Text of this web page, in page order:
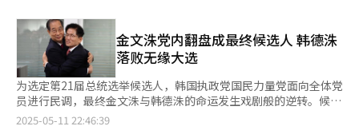
金文洙党内翻盘成最终候选人 韩德洙
落败无缘大选
为选定第21届总统选举候选人，韩国执政党国民力量党面向全体党
员进行民调，最终金文洙与韩德洙的命运发生戏剧般的逆转。候选
人资格曾一度遭到取消而陷入危局的金文洙在11日“起死回生”，
2025-05-11 22:46:39